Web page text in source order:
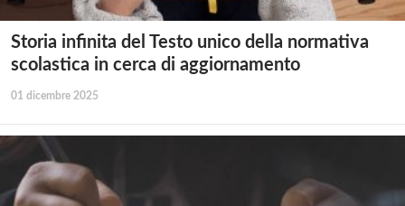
Storia infinita del Testo unico della normativa
scolastica in cerca di aggiornamento
01 dicembre 2025